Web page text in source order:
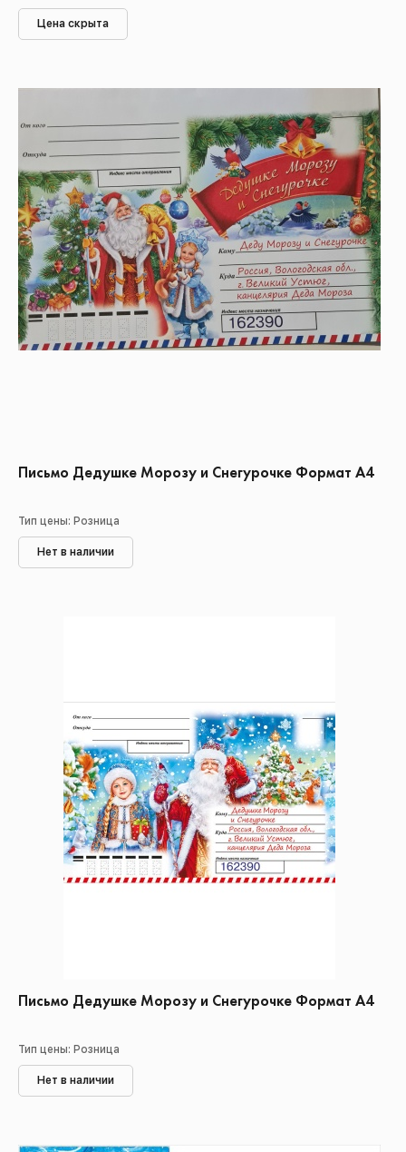
Цена скрыта
Письмо Дедушке Морозу и Снегурочке Формат А4
Тип цены: Розница
Нет в наличии
Письмо Дедушке Морозу и Снегурочке Формат А4
Тип цены: Розница
Нет в наличии